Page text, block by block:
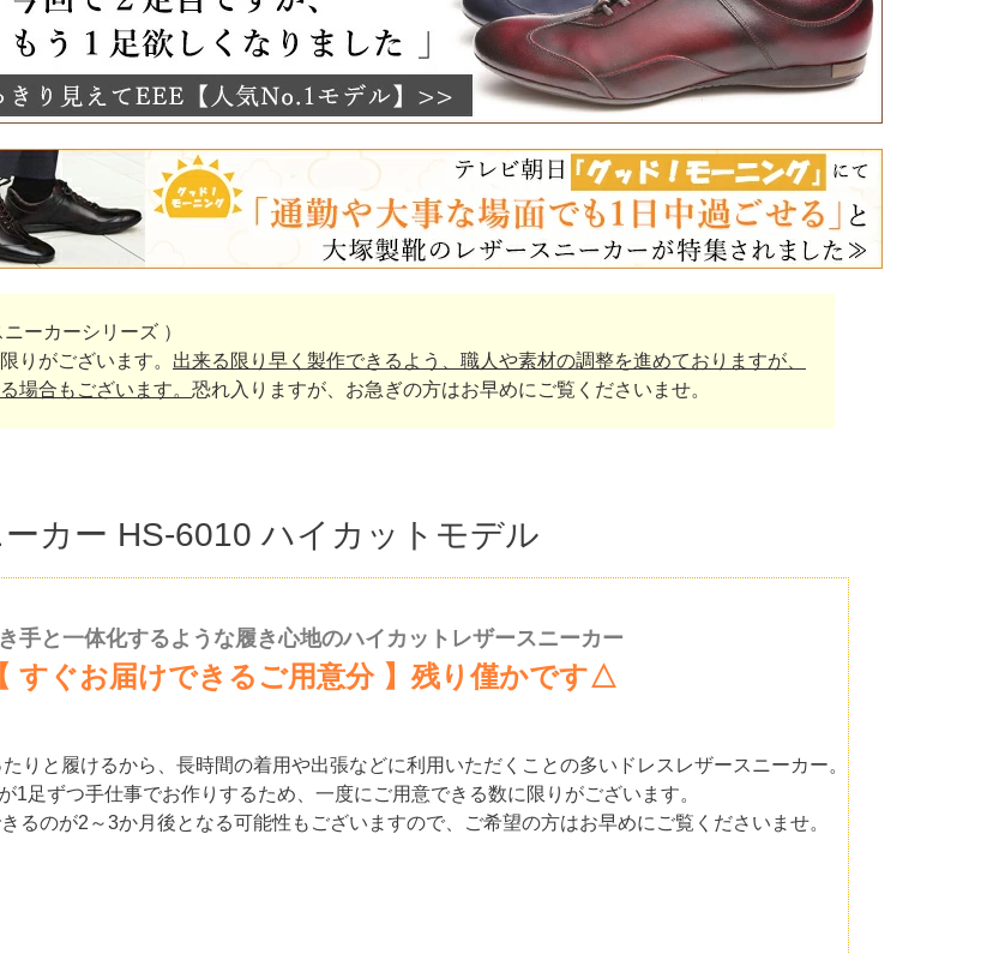
ーカーシリーズ ）
りがございます。 出来る限り早く製作できるよう、職人や素材の調整を進めておりますが、
場合もございます。 恐れ入りますが、お急ぎの方はお早めにご覧くださいませ。
カー HS-6010 ハイカットモデル
手と一体化するような履き心地のハイカットレザースニーカー
すぐお届けできるご用意分 】残り僅かです△
りと履けるから、長時間の着用や出張などに利用いただくことの多いドレスレザースニーカー。
1足ずつ手仕事でお作りするため、一度にご用意できる数に限りがございます。
るのが2～3か月後となる可能性もございますので、ご希望の方はお早めにご覧くださいませ。